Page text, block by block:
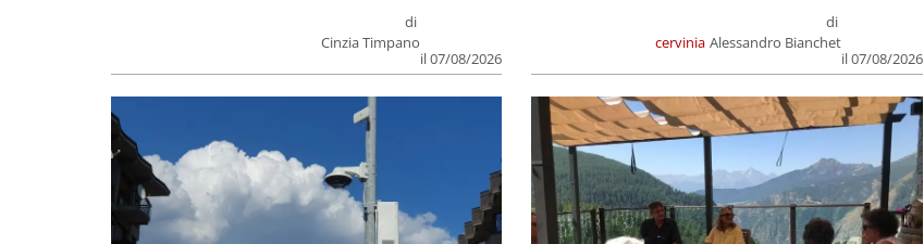
di
Cinzia Timpano
il 07/08/2026
cervinia
di
Alessandro Bianchet
il 07/08/2026